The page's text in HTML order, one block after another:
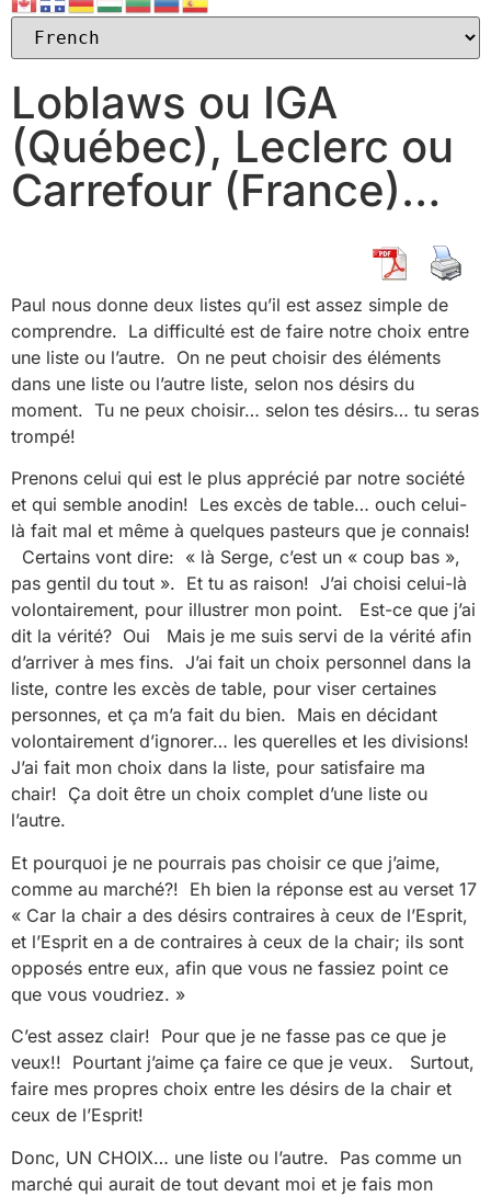
Loblaws ou IGA
(Québec), Leclerc ou
Carrefour (France)…
Paul nous donne deux listes qu’il est assez simple de
comprendre. La difficulté est de faire notre choix entre
une liste ou l’autre. On ne peut choisir des éléments
dans une liste ou l’autre liste, selon nos désirs du
moment. Tu ne peux choisir… selon tes désirs… tu seras
trompé!
Prenons celui qui est le plus apprécié par notre société
et qui semble anodin! Les excès de table… ouch celui-
là fait mal et même à quelques pasteurs que je connais!
Certains vont dire: « là Serge, c’est un « coup bas »,
pas gentil du tout ». Et tu as raison! J’ai choisi celui-là
volontairement, pour illustrer mon point. Est-ce que j’ai
dit la vérité? Oui Mais je me suis servi de la vérité afin
d’arriver à mes fins. J’ai fait un choix personnel dans la
liste, contre les excès de table, pour viser certaines
personnes, et ça m’a fait du bien. Mais en décidant
volontairement d’ignorer… les querelles et les divisions!
J’ai fait mon choix dans la liste, pour satisfaire ma
chair! Ça doit être un choix complet d’une liste ou
l’autre.
Et pourquoi je ne pourrais pas choisir ce que j’aime,
comme au marché?! Eh bien la réponse est au verset 17
« Car la chair a des désirs contraires à ceux de l’Esprit,
et l’Esprit en a de contraires à ceux de la chair; ils sont
opposés entre eux, afin que vous ne fassiez point ce
que vous voudriez. »
C’est assez clair! Pour que je ne fasse pas ce que je
veux!! Pourtant j’aime ça faire ce que je veux. Surtout,
faire mes propres choix entre les désirs de la chair et
ceux de l’Esprit!
Donc, UN CHOIX… une liste ou l’autre. Pas comme un
marché qui aurait de tout devant moi et je fais mon